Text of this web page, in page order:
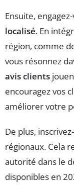
Ensuite,
localisé. En
région, comme
vous résonnez
avis clients
encouragez vos
améliorer votre
De plus,
régionaux. Cela
autorité dans le
disponibles en